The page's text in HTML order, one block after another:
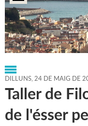
Portada > Regidories >
DILLUNS,24 DE MAIG DE
Taller de
de l'ésser